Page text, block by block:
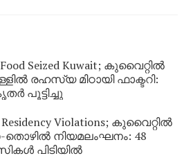
Food Seized Kuwait; കുവൈറ്റിൽ
രഹസ്യ മിഠായി ഫാക്ടറി:
പൂട്ടിച്ചു
Residency Violations; കുവൈറ്റിൽ
നിയമലംഘനം: 48
പിടിയിൽ